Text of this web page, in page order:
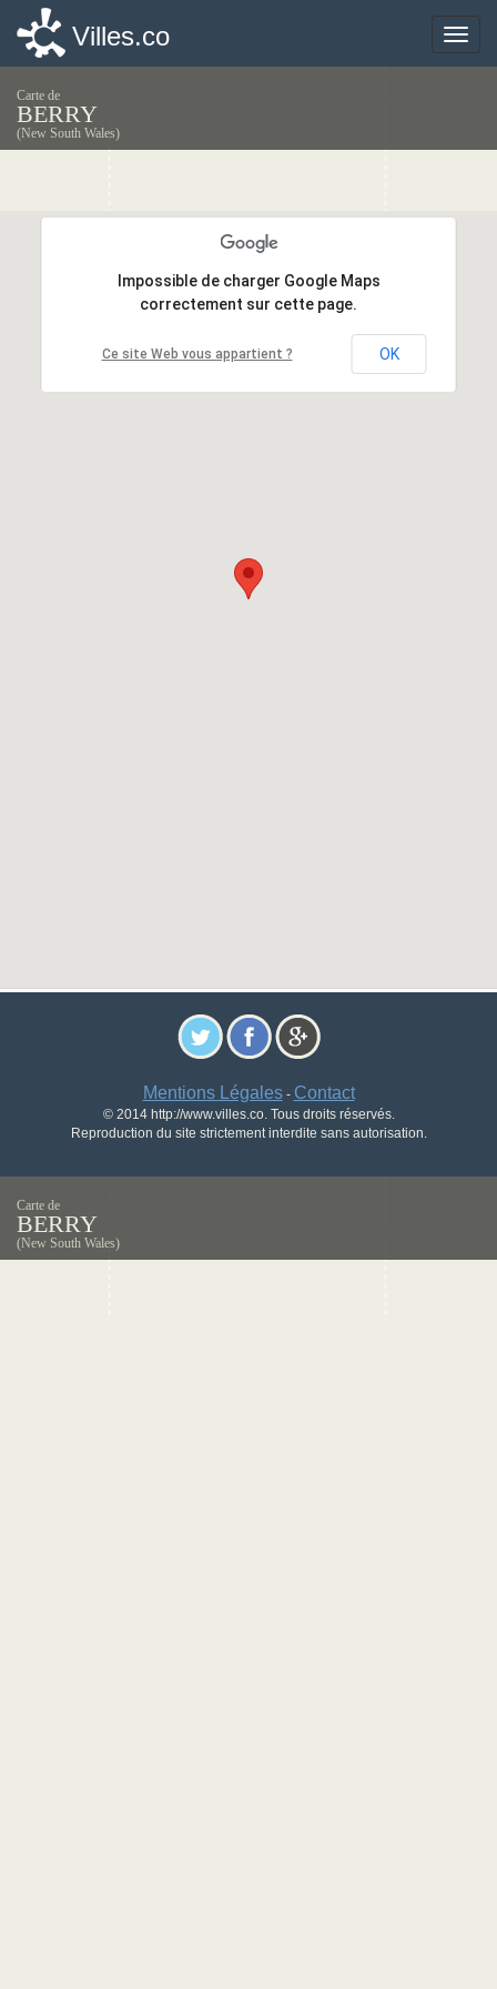
Toggle
Villes.co
Carte de
BERRY
(New South Wales)
Impossible de charger Google Maps
correctement sur cette page.
Ce site Web vous appartient ? OK
Impossible de charger Google Maps
correctement sur cette page.
Ce site Web vous appartient ? OK
Mentions Légales- Contact
© 2014 http://www.villes.co. Tous droits réservés.
Reproduction du site strictement interdite sans autorisation.
Toggle
Villes.co
Carte de
BERRY
(New South Wales)